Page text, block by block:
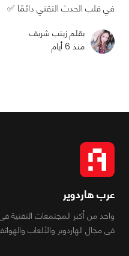
في قلب الحدث التقني دائمًا ✅
بقلم زينب شريف
منذ 6 أيام
عرب هاردوير
واحد من أكبر المجتمعات
فى مجال الهاردوير والألعاب